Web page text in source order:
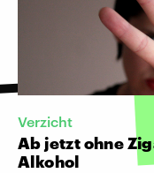
Verzicht
Ab jetzt ohne
Alkohol